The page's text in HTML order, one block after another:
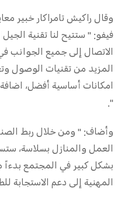
وقال راكيش تامراكار خبير
فيفو: " ستتيح لنا تقنية
الاتصال إلى جميع الجوانب
المزيد من تقنيات الوصول
امكانات أساسية أفضل،
".
وأضاف: " ومن خلال ربط
العمل والمنازل بسلاسة،
بشكل كبير في المجتمع بدءاً
المهنية إلى دعم الاستجابة